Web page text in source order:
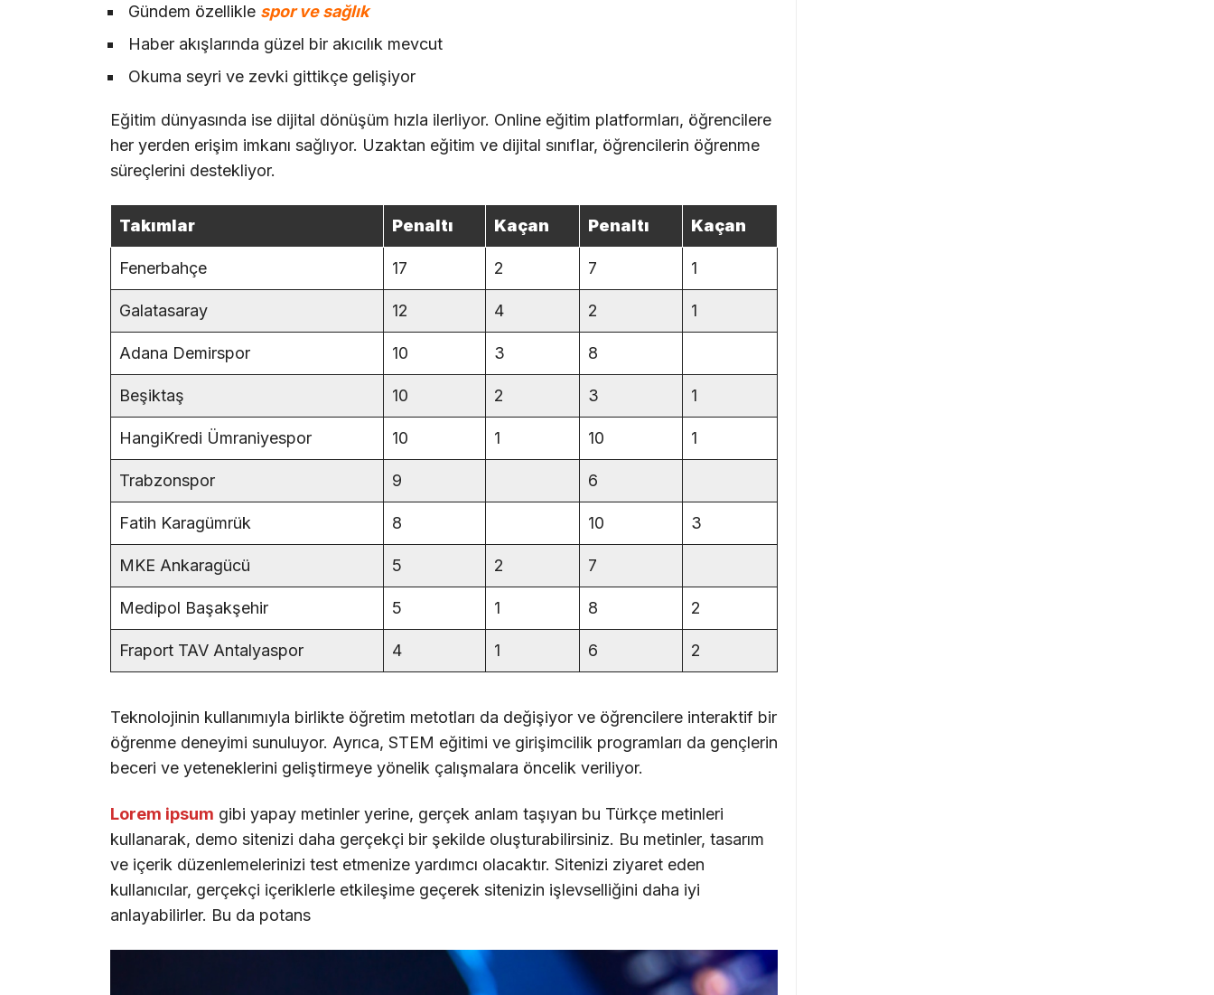
Gündem özellikle spor ve sağlık
Haber akışlarında güzel bir akıcılık mevcut
Okuma seyri ve zevki gittikçe gelişiyor
Eğitim dünyasında ise dijital dönüşüm hızla ilerliyor. Online eğitim platformları, öğrencilere
her yerden erişim imkanı sağlıyor. Uzaktan eğitim ve dijital sınıflar, öğrencilerin öğrenme
süreçlerini destekliyor.
Takımlar Penaltı Kaçan Penaltı Kaçan
Fenerbahçe 17 2 7 1
Galatasaray 12 4 2 1
Adana Demirspor 10 3 8
Beşiktaş 10 2 3 1
HangiKredi Ümraniyespor 10 1 10 1
Trabzonspor 9 6
Fatih Karagümrük 8 10 3
MKE Ankaragücü 5 2 7
Medipol Başakşehir 5 1 8 2
Fraport TAV Antalyaspor 4 1 6 2
Teknolojinin kullanımıyla birlikte öğretim metotları da değişiyor ve öğrencilere interaktif bir
öğrenme deneyimi sunuluyor. Ayrıca, STEM eğitimi ve girişimcilik programları da gençlerin
beceri ve yeteneklerini geliştirmeye yönelik çalışmalara öncelik veriliyor.
Lorem ipsum gibi yapay metinler yerine, gerçek anlam taşıyan bu Türkçe metinleri
kullanarak, demo sitenizi daha gerçekçi bir şekilde oluşturabilirsiniz. Bu metinler, tasarım
ve içerik düzenlemelerinizi test etmenize yardımcı olacaktır. Sitenizi ziyaret eden
kullanıcılar, gerçekçi içeriklerle etkileşime geçerek sitenizin işlevselliğini daha iyi
anlayabilirler. Bu da potans